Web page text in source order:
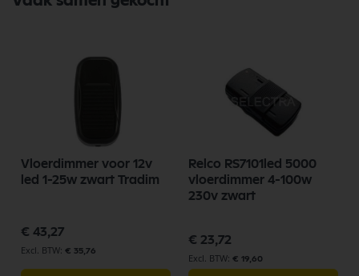
Bekijk meer Tradim Onderdelen
Vloerdimmer voor 12v
led 1-25w zwart Tradim
€ 43,27
€ 35,76
Relco RS7101led 5000
vloerdimmer 4-100w
230v zwart
€ 23,72
€ 19,60